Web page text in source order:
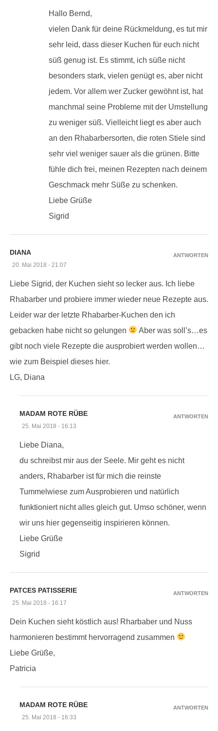
Hallo Bernd,
vielen Dank für deine Rückmeldung, es tut mir
sehr leid, dass dieser Kuchen für euch nicht
süß genug ist. Es stimmt, ich süße nicht
besonders stark, vielen genügt es, aber nicht
jedem. Vor allem wer Zucker gewöhnt ist, hat
manchmal seine Probleme mit der Umstellung
zu weniger süß. Vielleicht liegt es aber auch
an den Rhabarbersorten, die roten Stiele sind
sehr viel weniger sauer als die grünen. Bitte
fühle dich frei, meinen Rezepten nach deinem
Geschmack mehr Süße zu schenken.
Liebe Grüße
Sigrid
DIANA
20. Mai 2018 - 21:07
Liebe Sigrid, der Kuchen sieht so lecker aus. Ich liebe
Rhabarber und probiere immer wieder neue Rezepte aus.
Leider war der letzte Rhabarber-Kuchen den ich
gebacken habe nicht so gelungen
Aber was soll’s…es
gibt noch viele Rezepte die ausprobiert werden wollen…
wie zum Beispiel dieses hier.
LG, Diana
ANTWORTEN
MADAM ROTE RÜBE
25. Mai 2018 - 16:13
Liebe Diana,
du schreibst mir aus der Seele. Mir geht es nicht
anders, Rhabarber ist für mich die reinste
Tummelwiese zum Ausprobieren und natürlich
funktioniert nicht alles gleich gut. Umso schöner, wenn
wir uns hier gegenseitig inspirieren können.
Liebe Grüße
Sigrid
ANTWORTEN
PATCES PATISSERIE
25. Mai 2018 - 16:17
Dein Kuchen sieht köstlich aus! Rharbaber und Nuss
harmonieren bestimmt hervorragend zusammen
Liebe Grüße,
Patricia
ANTWORTEN
MADAM ROTE RÜBE
25. Mai 2018 - 16:33
ANTWORTEN